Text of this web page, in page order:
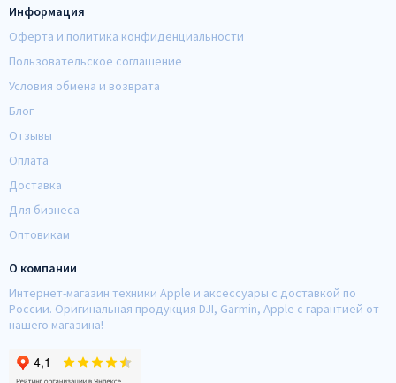
Информация
Оферта и политика конфиденциальности
Пользовательское соглашение
Условия обмена и возврата
Блог
Отзывы
Оплата
Доставка
Для бизнеса
Оптовикам
О компании
Интернет-магазин техники Apple и аксессуары с доставкой по
России. Оригинальная продукция DJI, Garmin, Apple с гарантией от
нашего магазина!